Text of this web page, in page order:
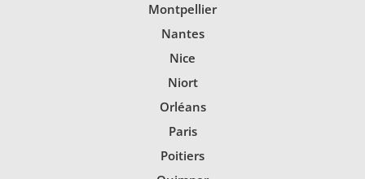
Montpellier
Nantes
Nice
Niort
Orléans
Paris
Poitiers